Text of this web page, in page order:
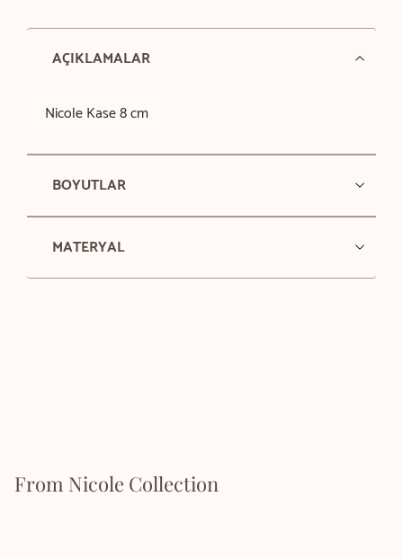
AÇIKLAMALAR
Nicole Kase 8 cm
BOYUTLAR
MATERYAL
From Nicole Collection